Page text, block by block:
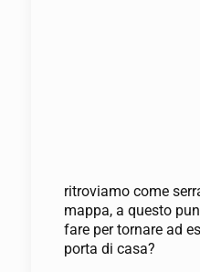
ritroviamo come
mappa, a questo
fare per tornare ad
porta di casa?